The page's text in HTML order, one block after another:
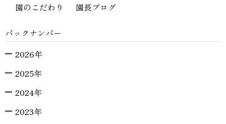
園のこだわり
園長ブログ
バックナンバー
2026年
2025年
2024年
2023年